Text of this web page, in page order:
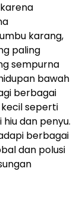
karang,
paling
sempurna
bawah
berbagai
seperti
dan penyu.
berbagai
dan polusi